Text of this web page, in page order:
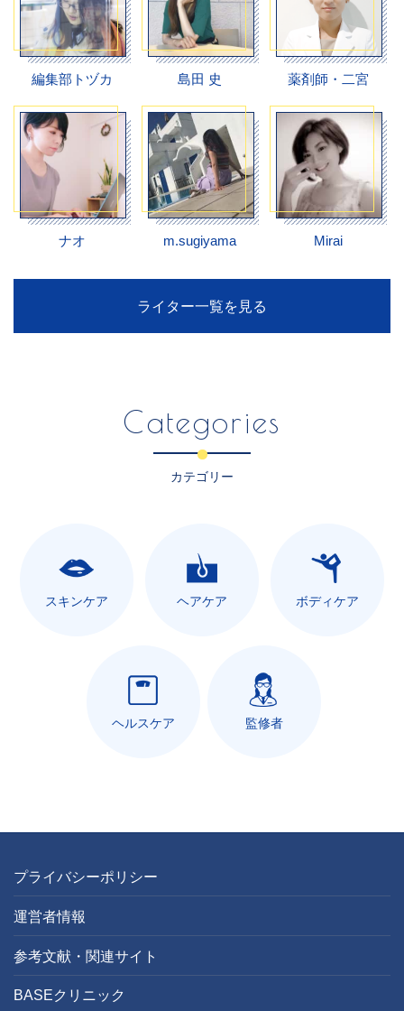
編集部トヅカ 島田 史 薬剤師・二宮
ナオ m.sugiyama Mirai
ライター一覧を見る
Categories
カテゴリー
スキンケア ヘアケア ボディケア
ヘルスケア 監修者
プライバシーポリシー
運営者情報
参考文献・関連サイト
BASEクリニック